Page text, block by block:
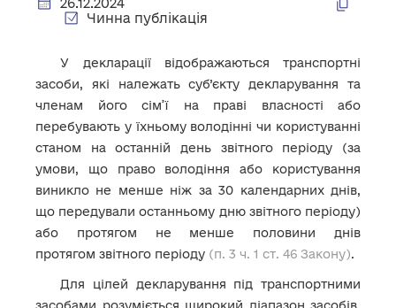
Чинна публікація
У декларації відображаються транспортні
засоби, які належать суб’єкту декларування та
членам його сім’ї на праві власності або
перебувають у їхньому володінні чи користуванні
станом на останній день звітного періоду (за
умови, що право володіння або користування
виникло не менше ніж за 30 календарних днів,
що передували останньому дню звітного періоду)
або протягом не менше половини днів
протягом звітного періоду (п. 3 ч. 1 ст. 46 Закону).
Для цілей декларування під транспортними
засобами розуміється широкий діапазон засобів,